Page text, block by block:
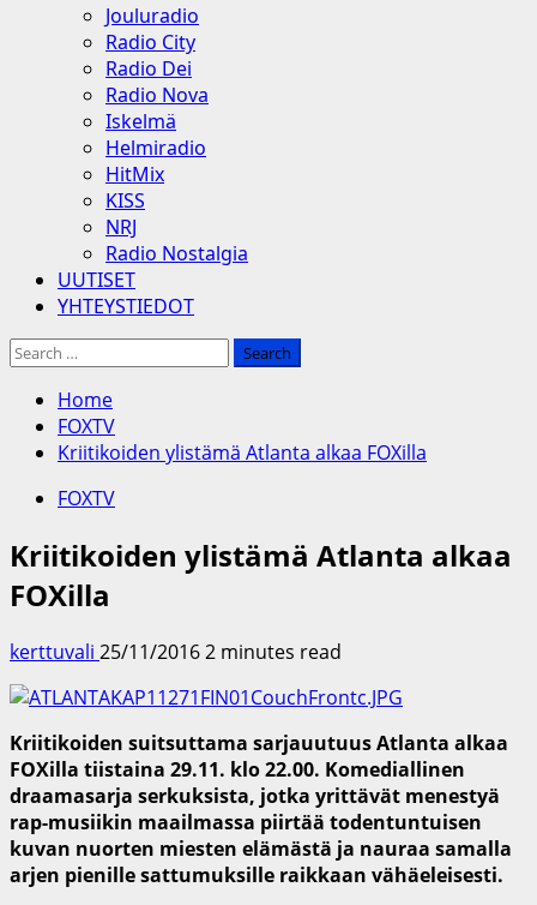
Jouluradio
Radio City
Radio Dei
Radio Nova
Iskelmä
Helmiradio
HitMix
KISS
NRJ
Radio Nostalgia
UUTISET
YHTEYSTIEDOT
Search
Home
FOXTV
Kriitikoiden ylistämä Atlanta alkaa FOXilla
FOXTV
Kriitikoiden ylistämä Atlanta alkaa
FOXilla
kerttuvali 25/11/20162 minutes read
Kriitikoiden suitsuttama sarjauutuus Atlanta alkaa
FOXilla tiistaina 29.11. klo 22.00. Komediallinen
draamasarja serkuksista, jotka yrittävät menestyä
rap-musiikin maailmassa piirtää todentuntuisen
kuvan nuorten miesten elämästä ja nauraa samalla
arjen pienille sattumuksille raikkaan vähäeleisesti.